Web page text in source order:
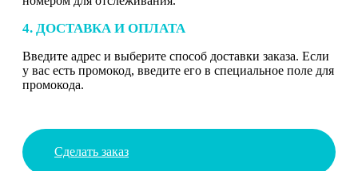
4. ДОСТАВКА И ОПЛАТА
Введите адрес и выберите способ доставки заказа. Если
у вас есть промокод, введите его в специальное поле для
промокода.
Сделать заказ